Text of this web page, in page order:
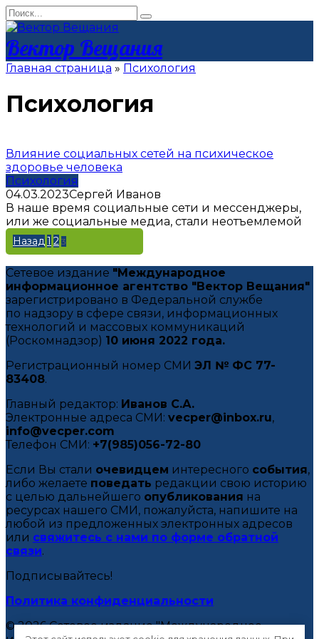
Перейти
к
контенту
Search
for:
Вектор Вещания
Главная страница » Психология
Психология
Влияние социальных сетей на психическое
здоровье человека
Психология
04.03.2023Сергей Иванов
В наше время социальные сети и мессенджеры,
или же социальные медиа, стали неотъемлемой
Пагинация
записей
Назад1 2 3
Сетевое издание "Международное
информационное агентство "Вектор Вещания"
зарегистрировано в Федеральной службе
по надзору в сфере связи, информационных
технологий и массовых коммуникаций
(Роскомнадзор) 10 июня 2022 года.
Регистрационный номер СМИ ЭЛ № ФС 77-
83408.
Главный редактор: Иванов С.А.
Электронные адреса СМИ: vecper@inbox.ru,
info@vecper.com
Телефон СМИ: +7(985)056-72-80
Если Вы стали очевидцем интересного события,
либо желаете поведать редакции свою историю
с целью дальнейшего опубликования на
ресурсах нашего СМИ, пожалуйста, напишите на
любой из предложенных электронных адресов
или свяжитесь с нами по форме обратной
связи.
Подписывайтесь!
Политика конфиденциальности
© 2026 Сетевое издание "Международное